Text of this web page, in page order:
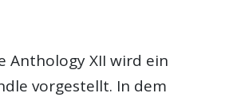
Anthology XII wird ein
vorgestellt. In dem